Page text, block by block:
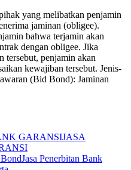
yang melibatkan penjamin
jaminan (obligee).
bahwa terjamin akan
dengan obligee. Jika
tersebut, penjamin akan
kewajiban tersebut. Jenis-
(Bid Bond): Jaminan
JASA
Jasa Penerbitan Bank